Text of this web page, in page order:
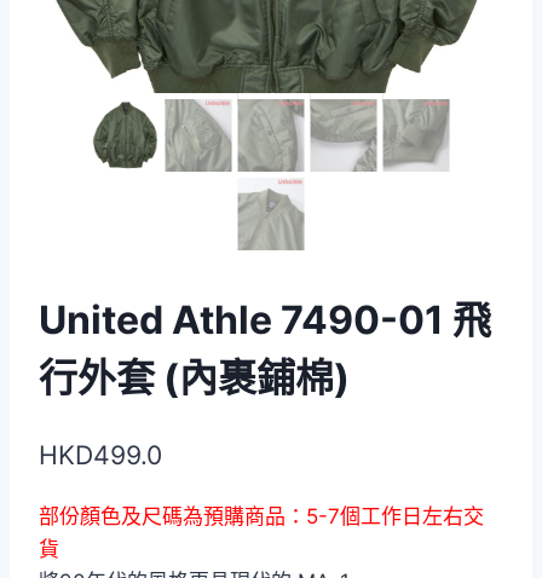
United Athle 7490-01 飛
行外套 (內裹鋪棉)
HKD499.0
部份顏色及尺碼為預購商品：5-7個工作日左右交
貨